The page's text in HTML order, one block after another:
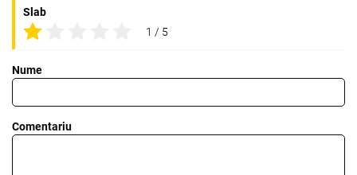
Slab
1 / 5
Nume
Comentariu